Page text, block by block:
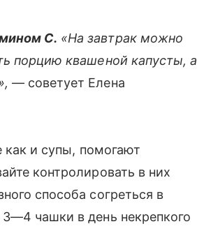
С. «На завтрак можно
порцию квашеной капусты, а
— советует Елена
как и супы, помогают
контролировать в них
способа согреться в
чашки в день некрепкого